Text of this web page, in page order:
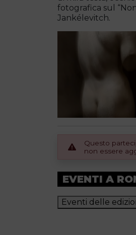
fotografica sul
Jankélevitch.
Questo
non essere
EVENTI A
Eventi delle